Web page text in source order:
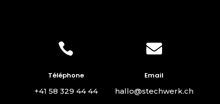

Téléphone
+41 58 329 44 44

Email
hallo@stechwerk.ch